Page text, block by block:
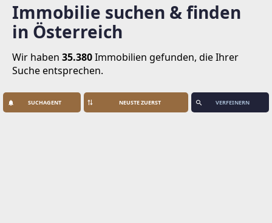
Immobilie suchen & finden
in Österreich
Wir haben 35.380Immobilien gefunden, die Ihrer
Suche entsprechen.
SUCHAGENT VERFEINERN